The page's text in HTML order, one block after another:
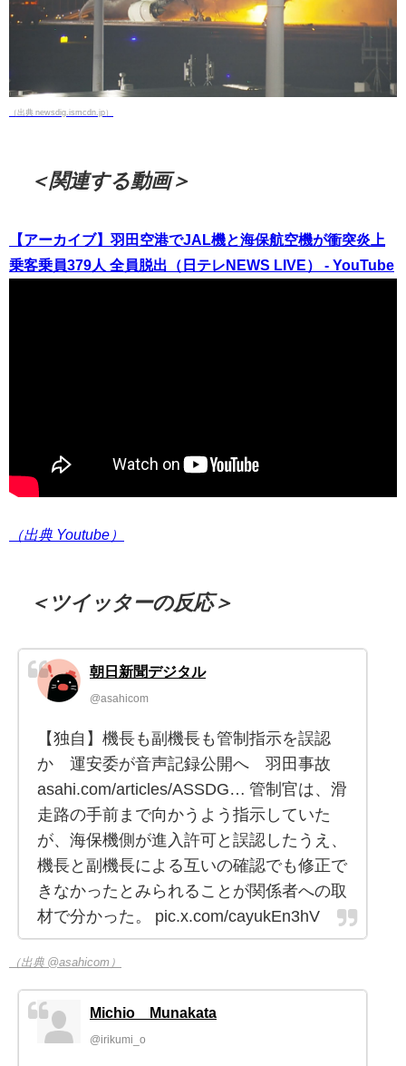
（出典 newsdig.ismcdn.jp）
＜関連する動画＞
【アーカイブ】羽田空港でJAL機と海保航空機が衝突炎上
乗客乗員379人 全員脱出（日テレNEWS LIVE） - YouTube
（出典 Youtube）
＜ツイッターの反応＞
朝日新聞デジタル
@asahicom
【独自】機長も副機長も管制指示を誤認
か 運安委が音声記録公開へ 羽田事故
asahi.com/articles/ASSDG… 管制官は、滑
走路の手前まで向かうよう指示していた
が、海保機側が進入許可と誤認したうえ、
機長と副機長による互いの確認でも修正で
きなかったとみられることが関係者への取
材で分かった。 pic.x.com/cayukEn3hV
（出典 @asahicom）
Michio Munakata
@irikumi_o